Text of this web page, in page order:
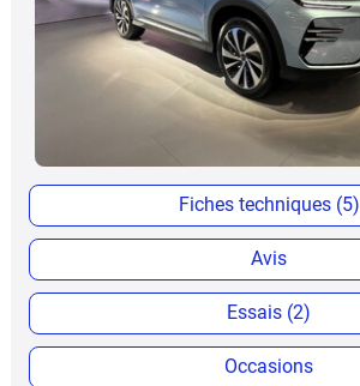
Fiches techniques (5)
Avis
Essais (2)
Occasions